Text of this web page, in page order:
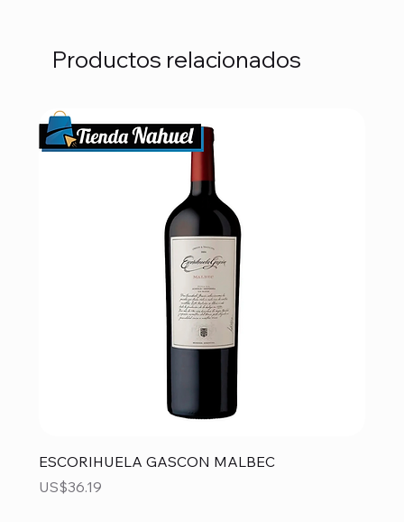
Productos relacionados
ESCORIHUELA GASCON MALBEC
Precio
US$36.19